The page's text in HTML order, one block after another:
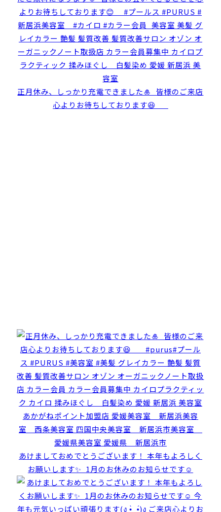
正月休み、しっかり充電できました🎍 ⁡ 皆様のご来店
心よりお待ちしております😆 ⁡ ⁡ ⁡ ⁡ ⁡
あけましておめでとうございます！ 本年もよろしく
お願いします✨️ ⁡ 1月のお休みのお知らせです☺️